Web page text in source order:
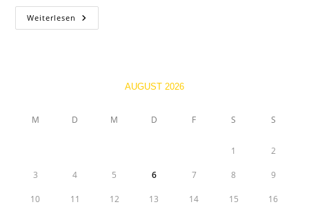
Weiterlesen Jugend
Kartslalom
AUGUST 2026
M D M D F S S
1 2
3 4 5 6 7 8 9
10 11 12 13 14 15 16